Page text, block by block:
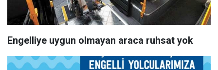
Engelliye uygun olmayan araca ruhsat yok